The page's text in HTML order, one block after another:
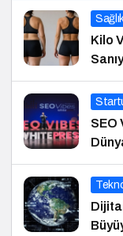
Kilo
SEO